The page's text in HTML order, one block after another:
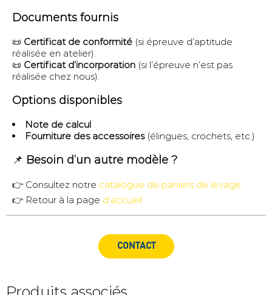
Documents fournis
📜 Certificat de conformité (si épreuve d’aptitude
réalisée en atelier).
📜 Certificat d’incorporation (si l’épreuve n’est pas
réalisée chez nous).
Options disponibles
Note de calcul
Fourniture des accessoires(élingues, crochets, etc.)
📌 Besoin d’un autre modèle ?
👉 Consultez notre catalogue de paniers de levage.
👉 Retour à la page d’accueil.
CONTACT